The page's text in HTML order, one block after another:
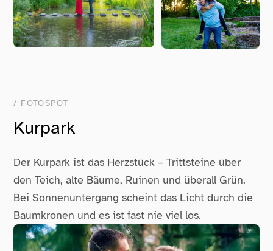
/ FOTOSPOT
Kurpark
Der Kurpark ist das Herzstück – Trittsteine über
den Teich, alte Bäume, Ruinen und überall Grün.
Bei Sonnenuntergang scheint das Licht durch die
Baumkronen und es ist fast nie viel los.